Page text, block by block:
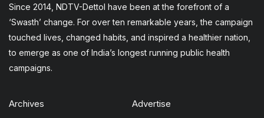
Since 2014, NDTV-Dettol have been at the forefront of a
‘Swasth’ change. For over ten remarkable years, the campaign
touched lives, changed habits, and inspired a healthier nation,
to emerge as one of India’s longest running public health
campaigns.
Archives Advertise